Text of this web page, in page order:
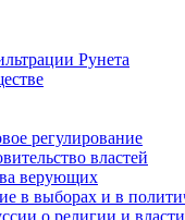
Рунета
регулирование
властей
верующих
в выборах и в
о религии и власти